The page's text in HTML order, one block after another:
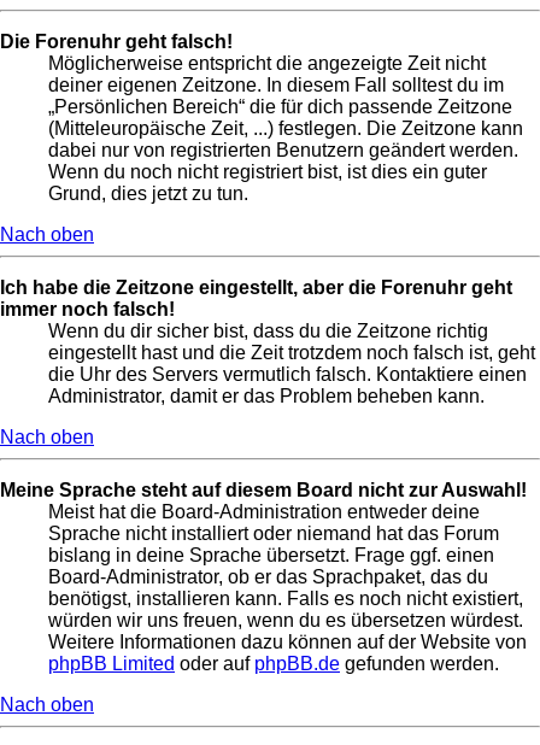
Die Forenuhr geht falsch!
Möglicherweise entspricht die angezeigte Zeit nicht
deiner eigenen Zeitzone. In diesem Fall solltest du im
„Persönlichen Bereich“ die für dich passende Zeitzone
(Mitteleuropäische Zeit, ...) festlegen. Die Zeitzone kann
dabei nur von registrierten Benutzern geändert werden.
Wenn du noch nicht registriert bist, ist dies ein guter
Grund, dies jetzt zu tun.
Nach oben
Ich habe die Zeitzone eingestellt, aber die Forenuhr geht
immer noch falsch!
Wenn du dir sicher bist, dass du die Zeitzone richtig
eingestellt hast und die Zeit trotzdem noch falsch ist, geht
die Uhr des Servers vermutlich falsch. Kontaktiere einen
Administrator, damit er das Problem beheben kann.
Nach oben
Meine Sprache steht auf diesem Board nicht zur Auswahl!
Meist hat die Board-Administration entweder deine
Sprache nicht installiert oder niemand hat das Forum
bislang in deine Sprache übersetzt. Frage ggf. einen
Board-Administrator, ob er das Sprachpaket, das du
benötigst, installieren kann. Falls es noch nicht existiert,
würden wir uns freuen, wenn du es übersetzen würdest.
Weitere Informationen dazu können auf der Website von
phpBB Limited oder auf phpBB.de gefunden werden.
Nach oben